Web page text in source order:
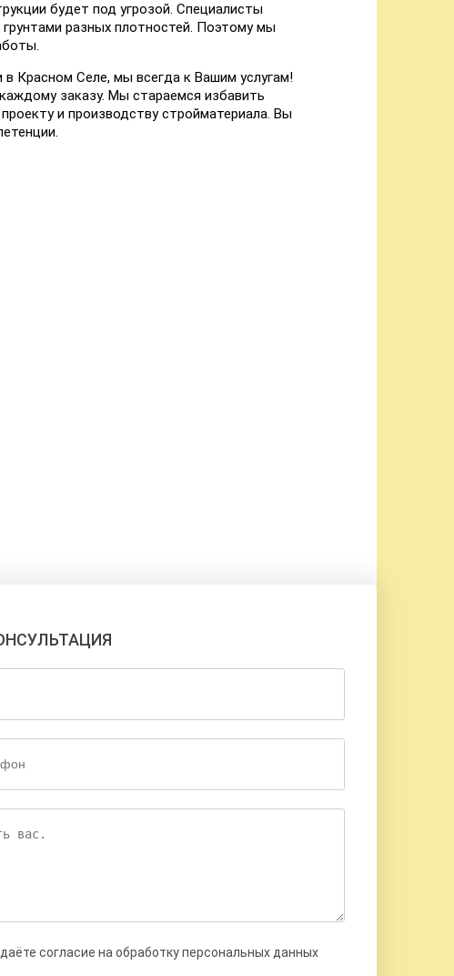
будет под угрозой. Специалисты
разных плотностей. Поэтому мы
Красном Селе, мы всегда к Вашим услугам!
заказу. Мы стараемся избавить
и производству стройматериала. Вы
согласие на обработку персональных данных